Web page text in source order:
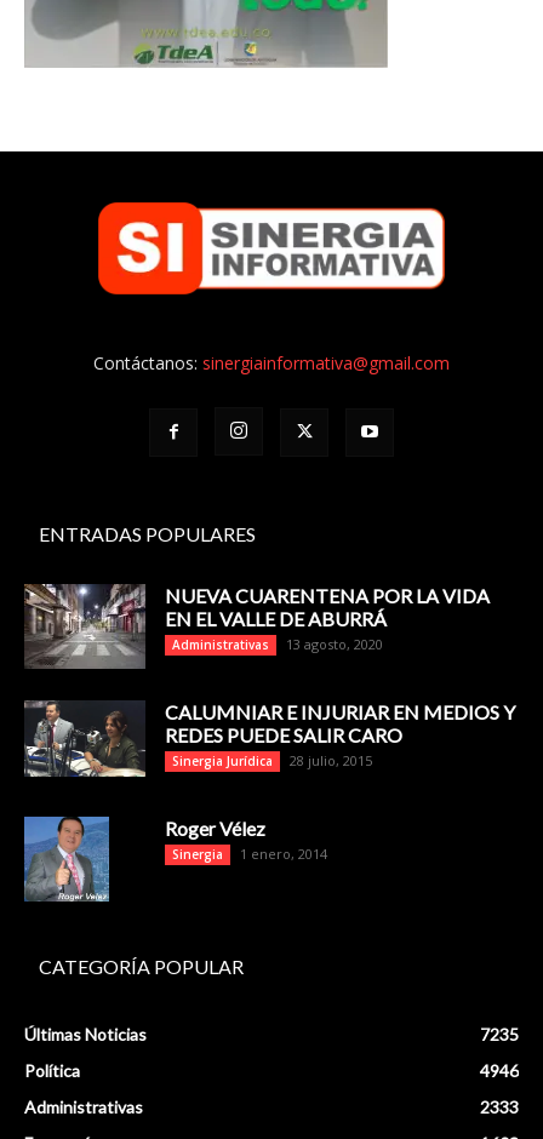
Contáctanos: sinergiainformativa@gmail.com
ENTRADAS POPULARES
NUEVA CUARENTENA POR LA VIDA
EN EL VALLE DE ABURRÁ
Administrativas 13 agosto, 2020
CALUMNIAR E INJURIAR EN MEDIOS Y
REDES PUEDE SALIR CARO
Sinergia Jurídica 28 julio, 2015
Roger Vélez
Sinergia 1 enero, 2014
CATEGORÍA POPULAR
Últimas Noticias
7235
Política
4946
Administrativas
2333